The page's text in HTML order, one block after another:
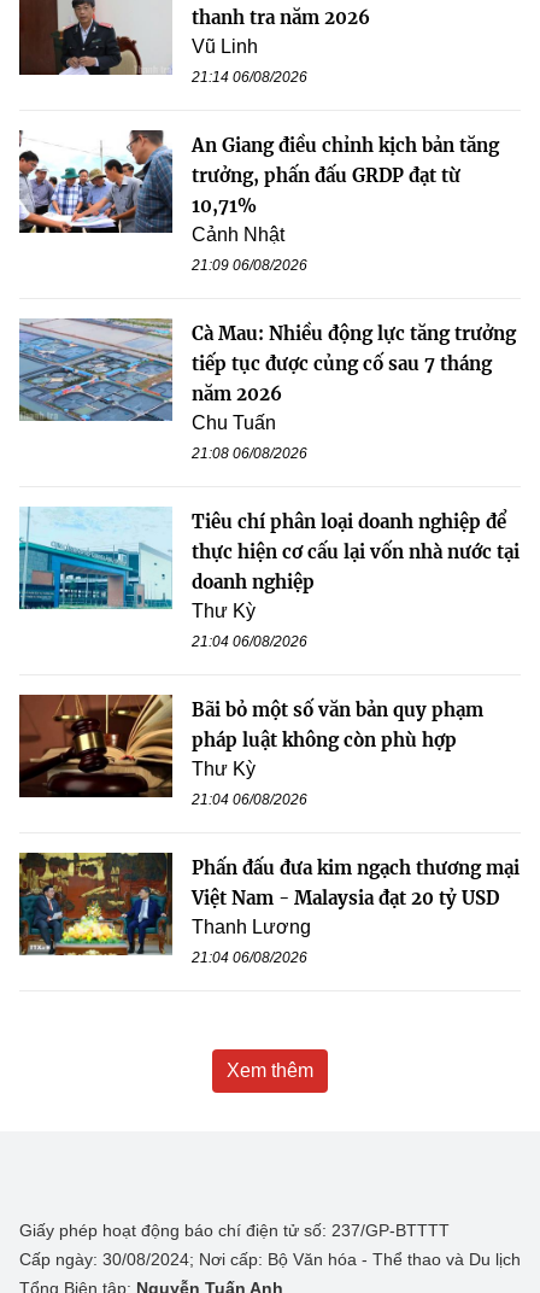
thanh tra năm 2026
Vũ Linh
21:14 06/08/2026
An Giang điều chỉnh kịch bản tăng
trưởng, phấn đấu GRDP đạt từ
10,71%
Cảnh Nhật
21:09 06/08/2026
Cà Mau: Nhiều động lực tăng trưởng
tiếp tục được củng cố sau 7 tháng
năm 2026
Chu Tuấn
21:08 06/08/2026
Tiêu chí phân loại doanh nghiệp để
thực hiện cơ cấu lại vốn nhà nước tại
doanh nghiệp
Thư Kỳ
21:04 06/08/2026
Bãi bỏ một số văn bản quy phạm
pháp luật không còn phù hợp
Thư Kỳ
21:04 06/08/2026
Phấn đấu đưa kim ngạch thương mại
Việt Nam - Malaysia đạt 20 tỷ USD
Thanh Lương
21:04 06/08/2026
Xem thêm
Giấy phép hoạt động báo chí điện tử số: 237/GP-BTTTT
Cấp ngày: 30/08/2024; Nơi cấp: Bộ Văn hóa - Thể thao và Du lịch
Tổng Biên tập: Nguyễn Tuấn Anh